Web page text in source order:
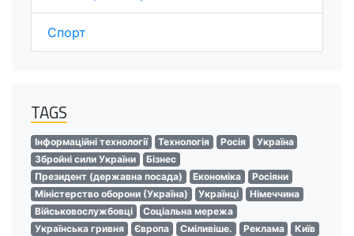
Спорт
TAGS
Інформаційні технології Технологія Росія
Україна
Збройні сили України
Бізнес
Президент (державна посада)
Економіка
Росіяни
Міністерство оборони (Україна)
Українці
Німеччина
Військовослужбовці
Соціальна мережа
Українська гривня
Європа Сміливіше. Реклама
Київ